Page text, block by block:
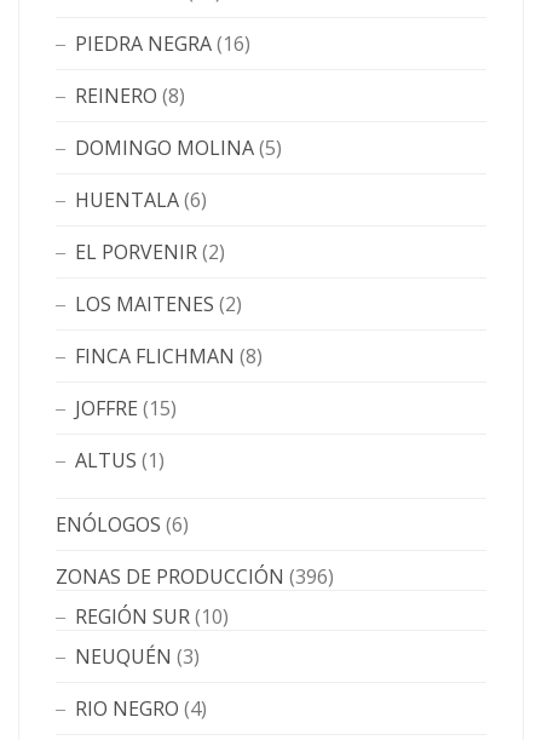
PIEDRA NEGRA(16)
REINERO (8)
DOMINGO MOLINA(5)
HUENTALA(6)
EL PORVENIR(2)
LOS MAITENES (2)
FINCA FLICHMAN (8)
JOFFRE (15)
ALTUS (1)
ENÓLOGOS (6)
ZONAS DE PRODUCCIÓN (396)
REGIÓN SUR(10)
NEUQUÉN (3)
RIO NEGRO (4)